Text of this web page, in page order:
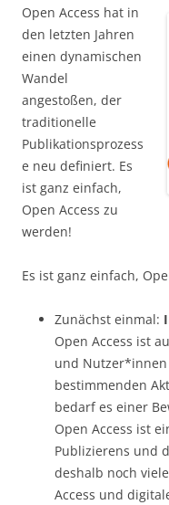
Open Access hat in
den letzten Jahren
einen dynamischen
Wandel
angestoßen, der
traditionelle
Publikationsprozess
e neu definiert. Es
ist ganz einfach,
Open Access zu
werden!
Es ist ganz einfach,
Zunächst einmal:
Open Access ist
und Nutzer*innen
bestimmenden
bedarf es einer
Open Access ist
Publizierens und
deshalb noch
Access und